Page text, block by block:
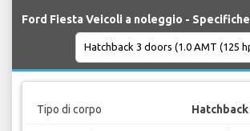
Ford Fiesta Veicoli a noleggio - Specifiche
Tipo di corpo Hatchback